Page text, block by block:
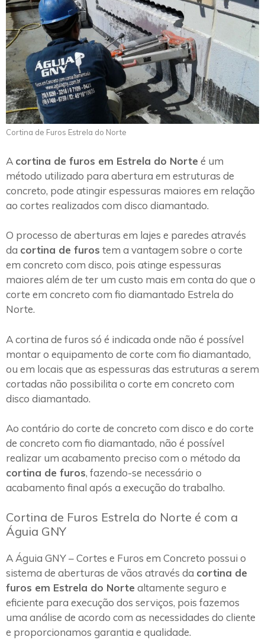
Cortina de Furos Estrela do Norte
A cortina de furos em Estrela do Norte é um
método utilizado para abertura em estruturas de
concreto, pode atingir espessuras maiores em relação
ao cortes realizados com disco diamantado.
O processo de aberturas em lajes e paredes através
da cortina de furos tem a vantagem sobre o corte
em concreto com disco, pois atinge espessuras
maiores além de ter um custo mais em conta do que o
corte em concreto com fio diamantado Estrela do
Norte.
A cortina de furos só é indicada onde não é possível
montar o equipamento de corte com fio diamantado,
ou em locais que as espessuras das estruturas a serem
cortadas não possibilita o corte em concreto com
disco diamantado.
Ao contário do corte de concreto com disco e do corte
de concreto com fio diamantado, não é possível
realizar um acabamento preciso com o método da
cortina de furos, fazendo-se necessário o
acabamento final após a execução do trabalho.
Cortina de Furos Estrela do Norte é com a
Águia GNY
A Águia GNY – Cortes e Furos em Concreto possui o
sistema de aberturas de vãos através da cortina de
furos em Estrela do Norte altamente seguro e
eficiente para execução dos serviços, pois fazemos
uma análise de acordo com as necessidades do cliente
e proporcionamos garantia e qualidade.